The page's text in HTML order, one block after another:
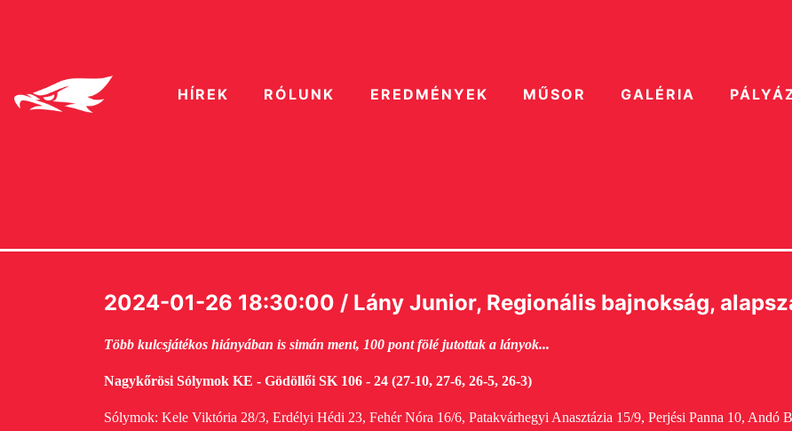
HÍREK RÓLUNK EREDMÉNYEK MŰSOR GALÉRIA
2024-01-26 18:30:00 / Lány Junior, Regionális bajnokság,
Több kulcsjátékos hiányában is simán ment, 100 pont fölé jutottak a lányok...
Nagykőrösi Sólymok KE - Gödöllői SK 106 - 24 (27-10, 27-6, 26-5, 26-3)
Sólymok: Kele Viktória 28/3, Erdélyi Hédi 23, Fehér Nóra 16/6, Patakvárhegyi Anasztázia 15/9, Perjési Panna 10, Andó